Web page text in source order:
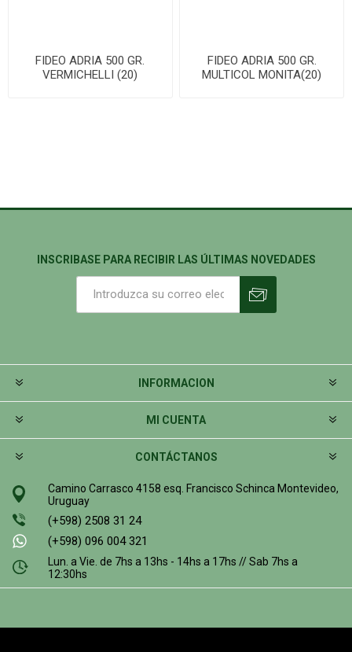
FIDEO ADRIA 500 GR.
VERMICHELLI (20)
FIDEO ADRIA 500 GR.
MULTICOL MONITA(20)
INSCRIBASE PARA RECIBIR LAS ÚLTIMAS NOVEDADES
INFORMACION
MI CUENTA
CONTÁCTANOS
Camino Carrasco 4158 esq. Francisco Schinca Montevideo,
Uruguay
(+598) 2508 31 24
(+598) 096 004 321
Lun. a Vie. de 7hs a 13hs - 14hs a 17hs // Sab 7hs a
12:30hs